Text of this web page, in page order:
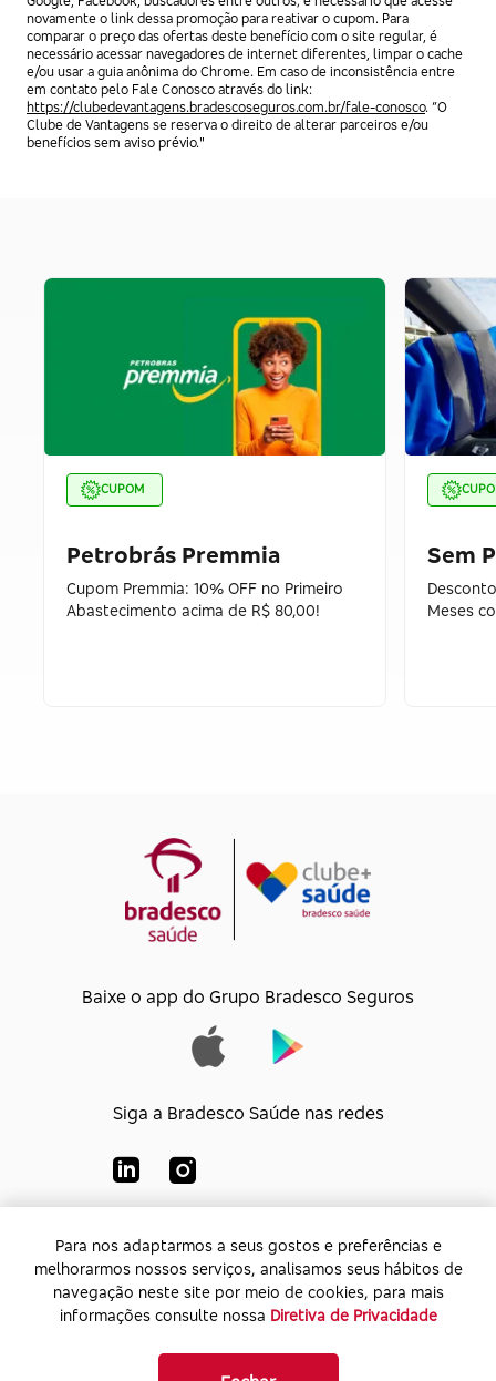
novamente o link dessa promoção para reativar o cupom. Para
comparar o preço das ofertas deste benefício com o site regular, é
necessário acessar navegadores de internet diferentes, limpar o cache
e/ou usar a guia anônima do Chrome. Em caso de inconsistência entre
em contato pelo Fale Conosco através do link:
https://clubedevantagens.bradescoseguros.com.br/fale-conosco. “O
Clube de Vantagens se reserva o direito de alterar parceiros e/ou
benefícios sem aviso prévio."
CUPOM
Petrobrás Premmia
Cupom Premmia: 10% OFF no Primeiro
Abastecimento acima de R$ 80,00!
Sem
Meses
Para nos adaptarmos a seus gostos e preferências e
melhorarmos nossos serviços, analisamos seus hábitos de
navegação neste site por meio de cookies, para mais
informações consulte nossa Diretiva de Privacidade
Baixe o app do Grupo Bradesco Seguros
Siga a Bradesco Saúde nas redes
Bradesco Saúde S/A
CNPJ:92.693.118/0001-60
Endereço:
Av. Rio de Janeiro, 555 - Caju - Rio de
Janeiro - Rio de Janeiro - CEP: 20.931-675
Para nos adaptarmos a seus gostos e preferências e
melhorarmos nossos serviços, analisamos seus hábitos de
navegação neste site por meio de cookies, para mais
informações consulte nossa Diretiva de Privacidade